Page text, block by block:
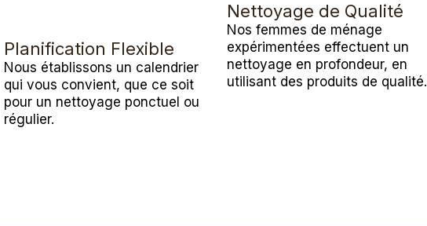
Planification Flexible
Nous établissons un calendrier
qui vous convient, que ce soit
pour un nettoyage ponctuel ou
régulier.
Nettoyage de Qualité
Nos femmes de ménage
expérimentées effectuent un
nettoyage en profondeur, en
utilisant des produits de qualité.